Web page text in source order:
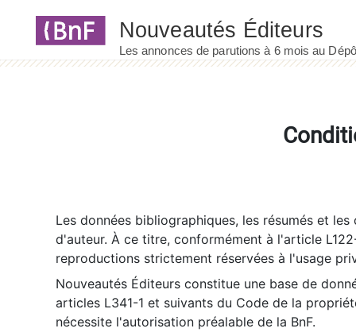
Les données bibliographiques, les résumés et
d'auteur. À ce titre, conformément à l'article
reproductions strictement réservées à l'usage
Nouveautés Éditeurs constitue une base de
articles L341-1 et suivants du Code de la
nécessite l'autorisation préalable de la BnF.